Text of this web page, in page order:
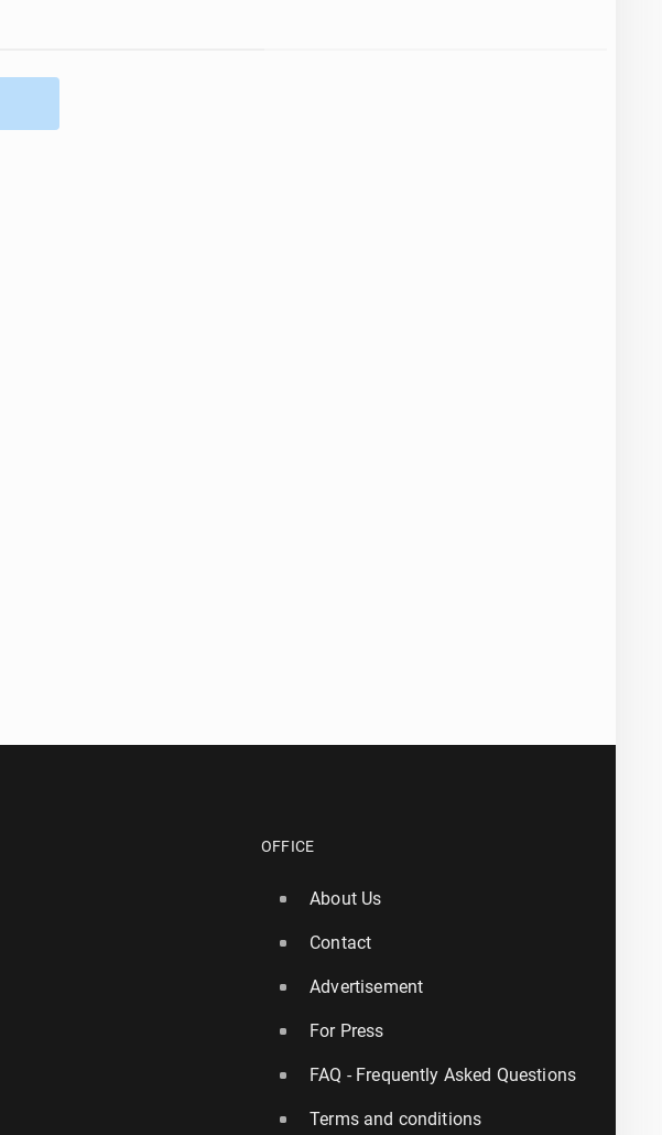
OFFICE
About Us
Contact
Advertisement
For Press
FAQ - Frequently Asked Questions
Terms and conditions